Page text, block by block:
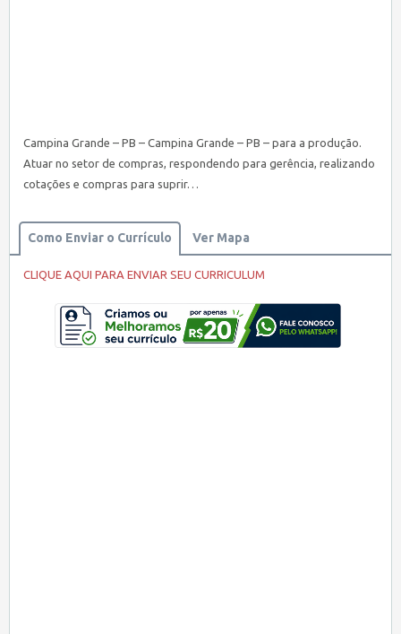
Campina Grande – PB – Campina Grande – PB – para a produção.
Atuar no setor de compras, respondendo para gerência, realizando
cotações e compras para suprir…
Como Enviar o Currículo Ver Mapa
CLIQUE AQUI PARA ENVIAR SEU CURRICULUM